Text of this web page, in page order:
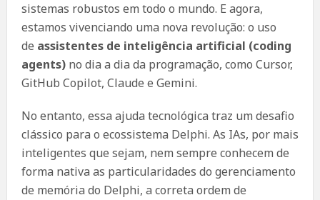
sistemas robustos em todo o mundo. E agora,
estamos vivenciando uma nova revolução: o uso
de assistentes de inteligência artificial (coding
agents)no dia a dia da programação, como Cursor,
GitHub Copilot, Claude e Gemini.
No entanto, essa ajuda tecnológica traz um desafio
clássico para o ecossistema Delphi. As IAs, por mais
inteligentes que sejam, nem sempre conhecem de
forma nativa as particularidades do gerenciamento
de memória do Delphi, a correta ordem de